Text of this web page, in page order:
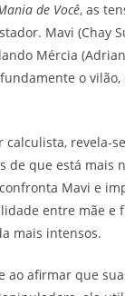
de Você, as
Mavi (Chay
Mércia
o
calculista, revela-
de que está mais
Mavi e
entre mãe
mais intensos.
ao afirmar que